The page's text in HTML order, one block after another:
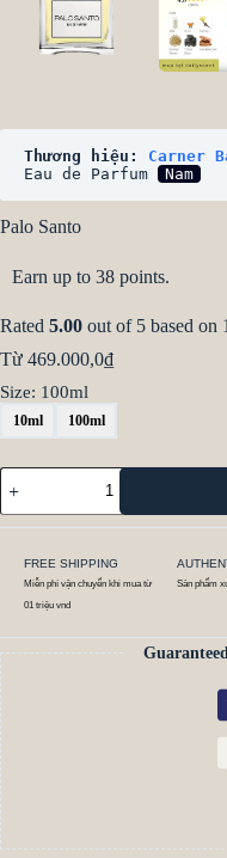
Thương hiệu: Carner
Eau de Parfum
Nam
Palo Santo
Earn up to 38 points.
Rated 5.00 out of 5 based on 1
Từ 469.000,0₫
Size: 100ml
10ml 100ml
FREE SHIPPING
Miễn phí vận chuyển khi mua từ
01 triệu vnd
Sản phẩm